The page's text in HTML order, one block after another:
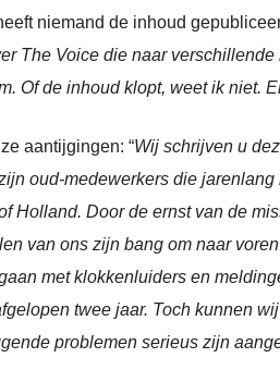
niemand de inhoud
The Voice die naar
Of de inhoud klopt, weet ik niet.
aantijgingen: “Wij schrijven u
oud-medewerkers die
Holland. Door de ernst van de
van ons zijn bang om naar
met klokkenluiders en
twee jaar. Toch kunnen
problemen serieus zijn